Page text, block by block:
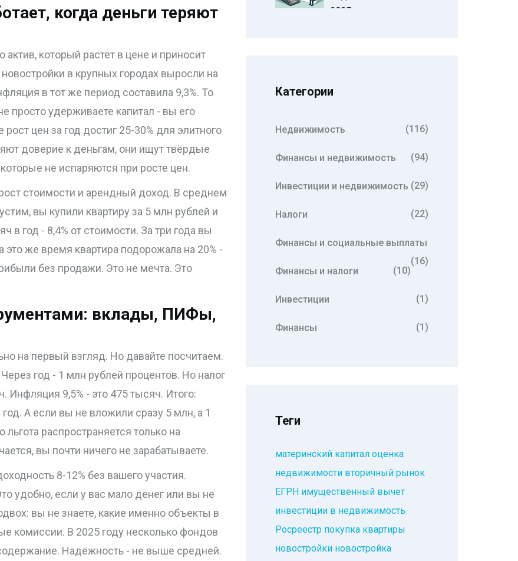
когда деньги теряют
который растёт в цене и приносит
в крупных городах выросли на
в тот же период составила 9,3%. То
просто удерживаете капитал - вы его
цен за год достиг 25-30% для элитного
доверие к деньгам, они ищут твёрдые
не испаряются при росте цен.
стоимости и арендный доход. В среднем
вы купили квартиру за 5 млн рублей и
в год - 8,4% от стоимости. За три года вы
же время квартира подорожала на 20% -
без продажи. Это не мечта. Это
вклады, ПИФы,
на первый взгляд. Но давайте посчитаем.
год - 1 млн рублей процентов. Но налог
Инфляция 9,5% - это 475 тысяч. Итого:
А если вы не вложили сразу 5 млн, а 1
распространяется только на
вы почти ничего не зарабатываете.
8-12% без вашего участия.
удобно, если у вас мало денег или вы не
вы не знаете, какие именно объекты в
комиссии. В 2025 году несколько фондов
Надёжность - не выше средней.
2025 году: на что
Категории
Недвижимость (116)
Финансы и недвижимость (94)
Инвестиции и недвижимость (29)
Налоги (22)
Финансы и социальные выплаты
(16)
Финансы и налоги
(10)
Инвестиции (1)
Финансы (1)
Теги
материнский капитал оценка
недвижимости вторичный рынок
ЕГРН имущественный вычет
инвестиции в недвижимость
Росреестр покупка квартиры
новостройки новостройка